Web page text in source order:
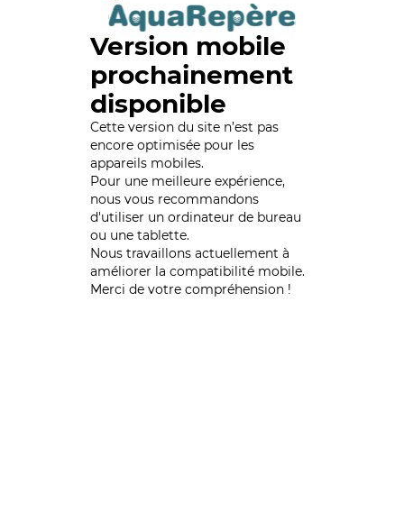
Version mobile
prochainement
disponible
Cette version du site n’est pas
encore optimisée pour les
appareils mobiles.
Pour une meilleure expérience,
nous vous recommandons
d'utiliser un ordinateur de bureau
ou une tablette.
Nous travaillons actuellement à
améliorer la compatibilité mobile.
Merci de votre compréhension !